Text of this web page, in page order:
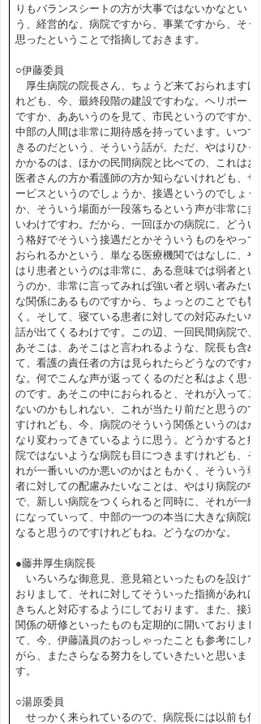
りもバランスシートの方が大事ではないかなとい
う、経営的な、病院ですから、事業ですから、そう
思ったということで指摘しておきます。
○伊藤委員
厚生病院の院長さん、ちょうど来ておられますけ
れども、今、最終段階の建設ですわな。ヘリポート
ですか、ああいうのを見て、市民というのですか、
中部の人間は非常に期待感を持っています。いつで
きるのだという、そういう話が。ただ、やはりひっ
かかるのは、ほかの民間病院と比べての、これはお
医者さんの方か看護師の方か知らないけれども、サ
ービスというのでしょうか、接遇というのでしょう
か、そういう場面が一段落ちるという声が非常に多
いわけですわ。だから、一回ほかの病院に、どうい
う格好でそういう接遇だとかそういうものをやって
おられるかという、単なる医療機関ではなしに、や
はり患者というのは非常に、ある意味では弱者とい
うのか、非常に言ってみれば強い者と弱い者みたい
な関係にあるものですから、ちょっとのことでも響
く。そして、寝ている患者に対しての対応みたいな
話が出てくるわけです。この辺、一回民間病院で、
あそこは、あそこはと言われるような、院長も含め
て、看護の責任者の方は見られたらどうなのですか
な。何でこんな声が返ってくるのだと私はよく思う
のです。あそこの中におられると、それが入ってこ
ないのかもしれない、これが当たり前だと思うので
すけれども、今、病院のそういう関係というのはか
なり変わってきているように思う。どうかすると病
院ではないような病院も目につきますけれども、そ
れが一番いいのか悪いのかはともかく、そういう弱
者に対しての配慮みたいなことは、やはり病院の中
で、新しい病院をつくられると同時に、それが一緒
になっていって、中部の一つの本当に大きな病院に
なると思うのですけれどもね。どうなのかな。
●藤井厚生病院長
いろいろな御意見、意見箱といったものを設けて
おりまして、それに対してそういった指摘があれば
きちんと対応するようにしております。また、接遇
関係の研修といったものも定期的に開いておりまし
て、今、伊藤議員のおっしゃったことも参考にしな
がら、またさらなる努力をしていきたいと思いま
す。
○湯原委員
せっかく来られているので、病院長には以前も何